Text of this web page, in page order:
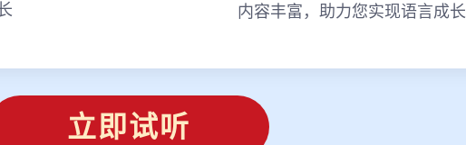
内容丰富，助力您实现语言成长
立即试听